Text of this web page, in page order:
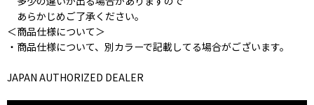
あらかじめご了承ください。
＜商品仕様について＞
・商品仕様について、別カラーで記載してる場合がございます。
JAPAN AUTHORIZED DEALER